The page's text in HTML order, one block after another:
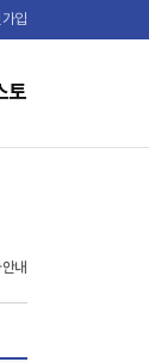
입
토
내